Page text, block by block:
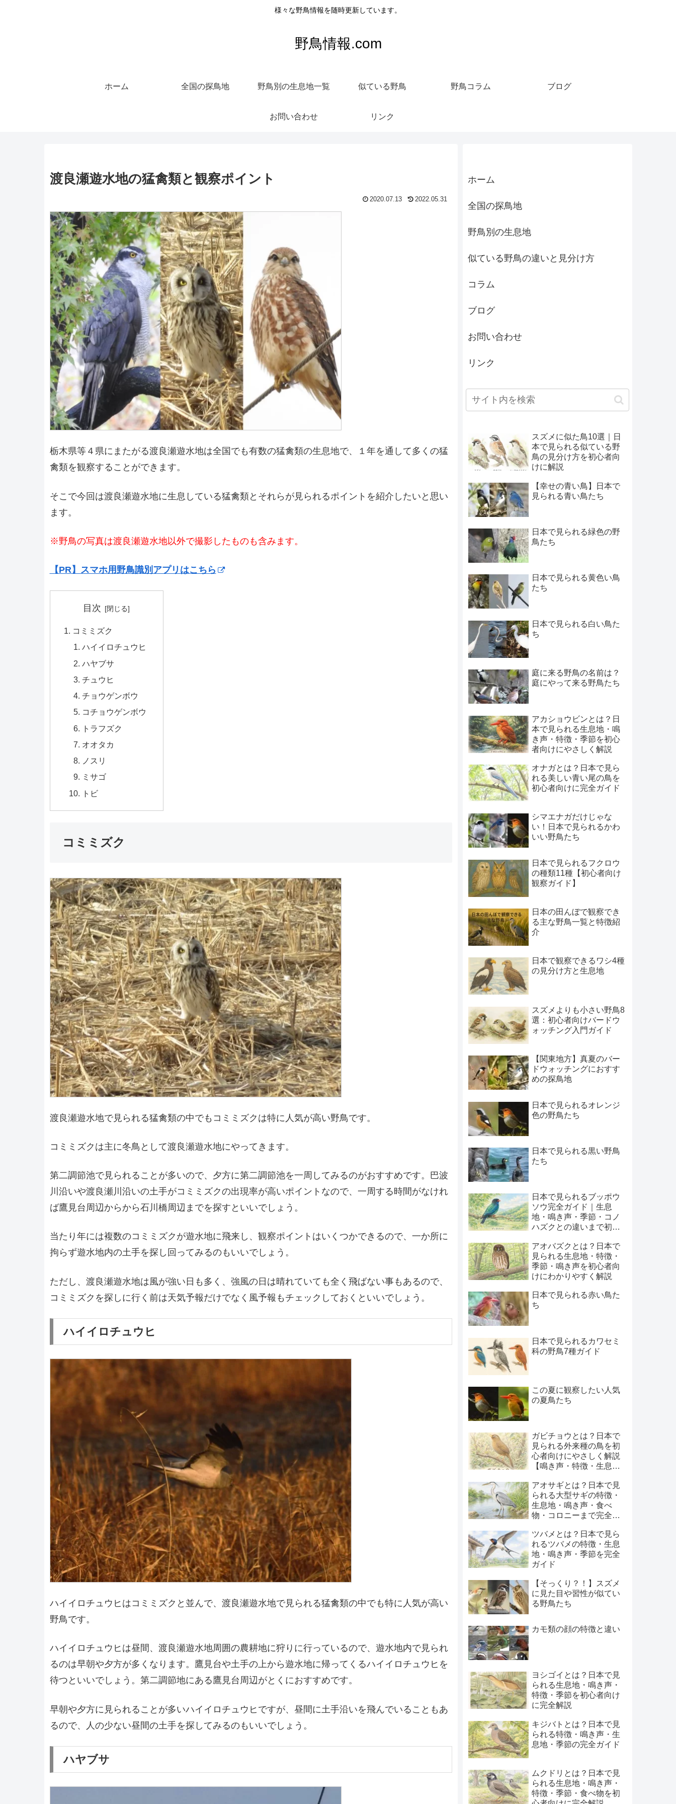
様々な野鳥情報を随時更新しています。
野鳥情報.com
ホーム 全国の探鳥地 野鳥別の生息地一覧 似ている野鳥 野鳥コラム ブログ
お問い合わせ リンク
渡良瀬遊水地の猛禽類と観察ポイント
2020.07.13 2022.05.31
栃木県等４県にまたがる渡良瀬遊水地は全国でも有数の猛禽類の生息地で、１年を通して多くの猛
禽類を観察することができます。
そこで今回は渡良瀬遊水地に生息している猛禽類とそれらが見られるポイントを紹介したいと思い
ます。
※野鳥の写真は渡良瀬遊水地以外で撮影したものも含みます。
【PR】スマホ用野鳥識別アプリはこちら
目次
コミミズク
ハイイロチュウヒ
ハヤブサ
チュウヒ
チョウゲンボウ
コチョウゲンボウ
トラフズク
オオタカ
ノスリ
ミサゴ
トビ
コミミズク
渡良瀬遊水地で見られる猛禽類の中でもコミミズクは特に人気が高い野鳥です。
コミミズクは主に冬鳥として渡良瀬遊水地にやってきます。
第二調節池で見られることが多いので、夕方に第二調節池を一周してみるのがおすすめです。巴波
川沿いや渡良瀬川沿いの土手がコミミズクの出現率が高いポイントなので、一周する時間がなけれ
ば鷹見台周辺からから石川橋周辺までを探すといいでしょう。
当たり年には複数のコミミズクが遊水地に飛来し、観察ポイントはいくつかできるので、一か所に
拘らず遊水地内の土手を探し回ってみるのもいいでしょう。
ただし、渡良瀬遊水地は風が強い日も多く、強風の日は晴れていても全く飛ばない事もあるので、
コミミズクを探しに行く前は天気予報だけでなく風予報もチェックしておくといいでしょう。
ハイイロチュウヒ
ハイイロチュウヒはコミミズクと並んで、渡良瀬遊水地で見られる猛禽類の中でも特に人気が高い
野鳥です。
ハイイロチュウヒは昼間、渡良瀬遊水地周囲の農耕地に狩りに行っているので、遊水地内で見られ
るのは早朝や夕方が多くなります。鷹見台や土手の上から遊水地に帰ってくるハイイロチュウヒを
待つといいでしょう。第二調節地にある鷹見台周辺がとくにおすすめです。
早朝や夕方に見られることが多いハイイロチュウヒですが、昼間に土手沿いを飛んでいることもあ
るので、人の少ない昼間の土手を探してみるのもいいでしょう。
ハヤブサ
ホーム
全国の探鳥地
野鳥別の生息地
似ている野鳥の違いと見分け方
コラム
ブログ
お問い合わせ
リンク
スズメに似た鳥10選｜日
本で見られる似ている野
鳥の見分け方を初心者向
けに解説
【幸せの青い鳥】日本で
見られる青い鳥たち
日本で見られる緑色の野
鳥たち
日本で見られる黄色い鳥
たち
日本で見られる白い鳥た
ち
庭に来る野鳥の名前は？
庭にやって来る野鳥たち
アカショウビンとは？日
本で見られる生息地・鳴
き声・特徴・季節を初心
者向けにやさしく解説
オナガとは？日本で見ら
れる美しい青い尾の鳥を
初心者向けに完全ガイド
シマエナガだけじゃな
い！日本で見られるかわ
いい野鳥たち
日本で見られるフクロウ
の種類11種【初心者向け
観察ガイド】
日本の田んぼで観察でき
る主な野鳥一覧と特徴紹
介
日本で観察できるワシ4種
の見分け方と生息地
スズメよりも小さい野鳥8
選：初心者向けバードウ
ォッチング入門ガイド
【関東地方】真夏のバー
ドウォッチングにおすす
めの探鳥地
日本で見られるオレンジ
色の野鳥たち
日本で見られる黒い野鳥
たち
日本で見られるブッポウ
ソウ完全ガイド｜生息
地・鳴き声・季節・コノ
ハズクとの違いまで初心
アオバズクとは？日本で
見られる生息地・特徴・
季節・鳴き声を初心者向
けにわかりやすく解説
日本で見られる赤い鳥た
ち
日本で見られるカワセミ
科の野鳥7種ガイド
この夏に観察したい人気
の夏鳥たち
ガビチョウとは？日本で
見られる外来種の鳥を初
心者向けにやさしく解説
【鳴き声・特徴・生息
アオサギとは？日本で見
られる大型サギの特徴・
生息地・鳴き声・食べ
物・コロニーまで完全ガ
ツバメとは？日本で見ら
れるツバメの特徴・生息
地・鳴き声・季節を完全
ガイド
【そっくり？！】スズメ
に見た目や習性が似てい
る野鳥たち
カモ類の顔の特徴と違い
ヨシゴイとは？日本で見
られる生息地・鳴き声・
特徴・季節を初心者向け
に完全解説
キジバトとは？日本で見
られる特徴・鳴き声・生
息地・季節の完全ガイド
ムクドリとは？日本で見
られる生息地・鳴き声・
特徴・季節・食べ物を初